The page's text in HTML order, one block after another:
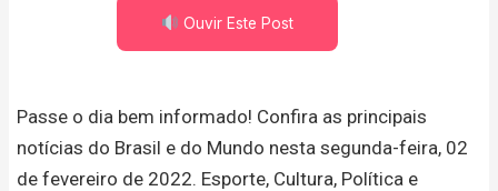
Ouvir Este Post
Passe o dia bem informado! Confira as principais
notícias do Brasil e do Mundo nesta segunda-feira, 02
de fevereiro de 2022. Esporte, Cultura, Política e